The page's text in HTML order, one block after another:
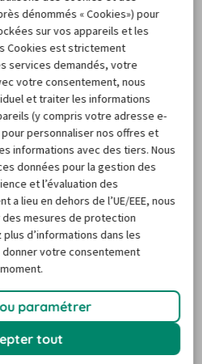
: 5 tonnes
d’un local de 80 à
jusqu’à 250 cartons
demande un permis C
: 10 tonnes
d’un logement
parfois un véhicule de
dénommés « Cookies») pour
sur vos appareils et les
Cookies est strictement
services demandés, votre
votre consentement, nous
et traiter les informations
(y compris votre adresse e-
personnaliser nos offres et
informations avec des tiers. Nous
données pour la gestion des
et l’évaluation des
a lieu en dehors de l’UE/EEE, nous
mesures de protection
d’informations dans les
donner votre consentement
paramétrer
tout